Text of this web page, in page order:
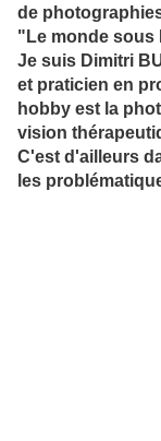
de
"Le monde sous
Je suis Dimitri
et praticien en
hobby est la
vision
C'est d'ailleurs
les